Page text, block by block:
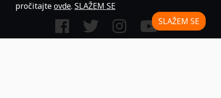
pročitajteovde. SLAŽEM SE
SLAŽEM SE